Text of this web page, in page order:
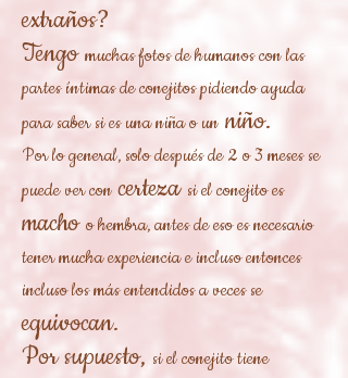
extraños?
Tengo muchas fotos de humanos con las
partes íntimas de conejitos pidiendo ayuda
para saber si es una niña o un niño.
Por lo general, solo después de 2 o 3 meses se
puede ver con certeza si el conejito es
macho o hembra, antes de eso es necesario
tener mucha experiencia e incluso entonces
incluso los más entendidos a veces se
equivocan.
Por supuesto, si el conejito tiene